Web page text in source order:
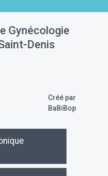
Gynécologie
Denis
Créé par
BaBiBop